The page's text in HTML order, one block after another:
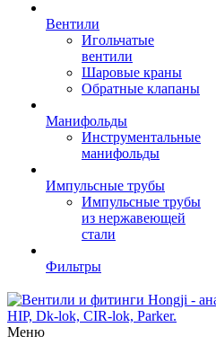
Вентили
Игольчатые
вентили
Шаровые краны
Обратные клапаны
Манифольды
Инструментальные
манифольды
Импульсные трубы
Импульсные трубы
из нержавеющей
стали
Фильтры
Меню